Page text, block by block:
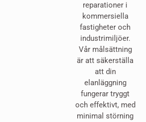
reparationer i
kommersiella
fastigheter och
industrimiljöer.
Vår målsättning
är att säkerställa
att din
elanläggning
fungerar tryggt
och effektivt, med
minimal störning